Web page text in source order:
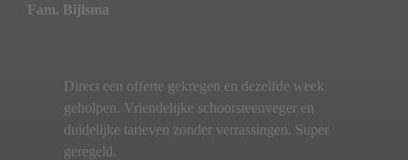
Fam. Bijlsma
Direct een offerte gekregen en dezelfde week
geholpen. Vriendelijke schoorsteenveger en
duidelijke tarieven zonder verrassingen. Super
geregeld.